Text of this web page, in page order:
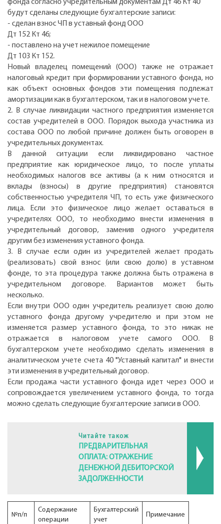
фонда согласно учредительным документам Дт 46 Кт 40
будут сделаны следующие бухгалтерские записи:
- сделан взнос ЧП в уставный фонд ООО
Дт 152 Кт 46;
- поставлено на учет нежилое помещение
Дт 103 Кт 152.
Новый владелец помещений (ООО) также не отражает
налоговый кредит при формировании уставного фонда, но
как объект основных фондов эти помещения подлежат
амортизации как в бухгалтерском, так и в налоговом учете.
2. В случае ликвидации частного предприятия изменяется
состав учредителей в ООО. Порядок выхода участника из
состава ООО по любой причине должен быть оговорен в
учредительных документах.
В данной ситуации если ликвидировано частное
предприятие как юридическое лицо, то после уплаты
необходимых налогов все активы (а к ним относятся и
вклады (взносы) в другие предприятия) становятся
собственностью учредителя ЧП, то есть уже физического
лица. Если это физическое лицо желает оставаться в
учредителях ООО, то необходимо внести изменения в
учредительный договор, заменив одного учредителя
другим без изменения уставного фонда.
3. В случае если один из учредителей желает продать
(реализовать) свой взнос (или свою долю) в уставном
фонде, то эта процедура также должна быть отражена в
учредительном договоре. Вариантов может быть
несколько.
Если внутри ООО один учредитель реализует свою долю
уставного фонда другому учредителю и при этом не
изменяется размер уставного фонда, то это никак не
отражается в налоговом учете самого ООО. В
бухгалтерском учете необходимо сделать изменения в
аналитическом учете счета 40 "Уставный капитал" и внести
эти изменения в учредительный договор.
Если продажа части уставного фонда идет через ООО и
сопровождается увеличением уставного фонда, то тогда
можно сделать следующие бухгалтерские записи в ООО.
Читайте також
ПРЕДВАРИТЕЛЬНАЯ
ОПЛАТА: ОТРАЖЕНИЕ
ДЕНЕЖНОЙ ДЕБИТОРСКОЙ
ЗАДОЛЖЕННОСТИ
№п/п
Содержание
операции
Бухгалтерский
учет
Примечание